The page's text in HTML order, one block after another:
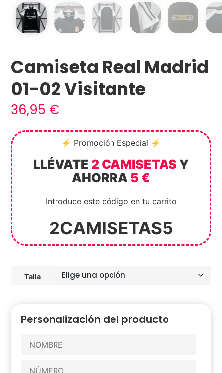
Camiseta Real Madrid
01-02 Visitante
36,95 €
⚡ Promoción Especial ⚡
LLÉVATE 2 CAMISETAS Y
AHORRA 5 €
Introduce este código en tu carrito
2CAMISETAS5
Talla
Personalización del producto